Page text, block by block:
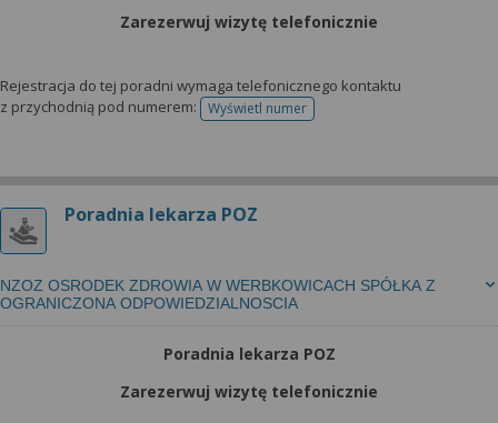
Zarezerwuj wizytę telefonicznie
Rejestracja do tej poradni wymaga telefonicznego kontaktu
z przychodnią pod numerem:
Wyświetl numertelefonu do rejestracji
Poradnia lekarza POZ
NZOZ OSRODEK ZDROWIA W WERBKOWICACH SPÓŁKA Z
OGRANICZONA ODPOWIEDZIALNOSCIA
Poradnia lekarza POZ
Zarezerwuj wizytę telefonicznie